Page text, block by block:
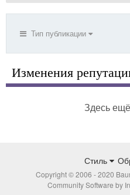
Тип публикации
Изменения
Здесь
Стиль
Copyright © 2006 - 2020
Community Software by